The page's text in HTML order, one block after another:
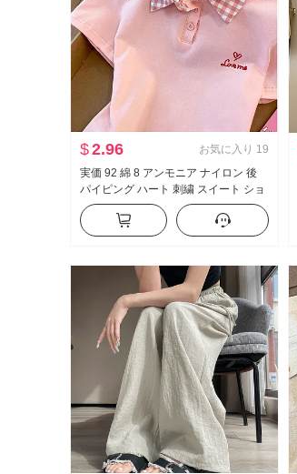
$2.96 お気に入り 19
実価 92 綿 8 アンモニア ナイロン 後
パイピング ハート 刺繍 スイート ショ
ート丈 ポロ襟 Tシャツ スリムフィット
小柄 トレンド